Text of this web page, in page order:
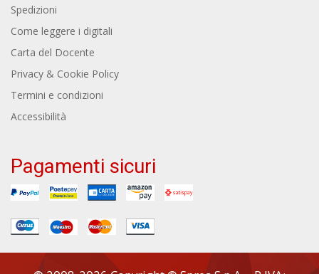
Spedizioni
Come leggere i digitali
Carta del Docente
Privacy & Cookie Policy
Termini e condizioni
Accessibilità
Pagamenti sicuri